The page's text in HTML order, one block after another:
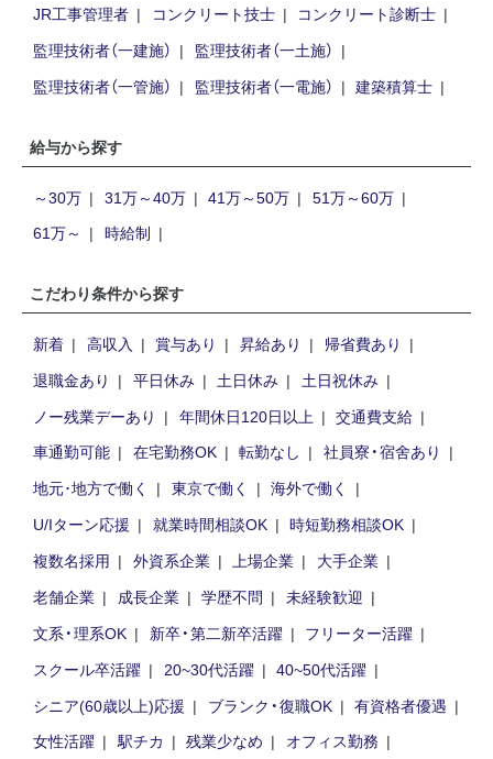
JR工事管理者
コンクリート技士
コンクリート診断士
監理技術者（一建施）
監理技術者（一土施）
監理技術者（一管施）
監理技術者（一電施） 建築積算士
給与から探す
～30万 31万～40万 41万～50万
51万～60万
61万～
時給制
こだわり条件から探す
新着 高収入 賞与あり 昇給あり
帰省費あり
退職金あり
平日休み 土日休み
土日祝休み
ノー残業デーあり
年間休日120日以上
交通費支給
車通勤可能
在宅勤務OK 転勤なし
社員寮・宿舍あり
地元･地方で働く
東京で働く
海外で働く
U/Iターン応援
就業時間相談OK
時短勤務相談OK
複数名採用
外資系企業 上場企業
大手企業
老舗企業
成長企業 学歴不問
未経験歓迎
文系・理系OK
新卒・第二新卒活躍
フリーター活躍
スクール卒活躍
20~30代活躍
40~50代活躍
シニア(60歳以上)応援
ブランク・復職OK
有資格者優遇
女性活躍
駅チカ 残業少なめ
オフィス勤務